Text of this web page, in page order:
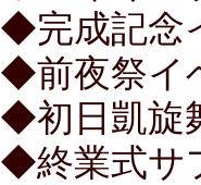
◆完成記念
◆前夜祭イ
◆初日凱旋
◆終業式サ